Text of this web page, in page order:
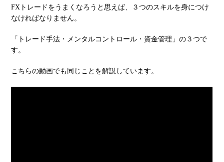
FXトレードをうまくなろうと思えば、３つのスキルを身につけ
なければなりません。
「トレード手法・メンタルコントロール・資金管理」の３つで
す。
こちらの動画でも同じことを解説しています。